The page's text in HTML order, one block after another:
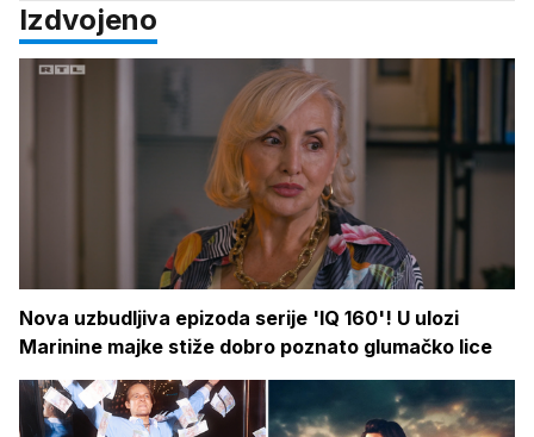
Izdvojeno
Nova uzbudljiva epizoda serije 'IQ 160'! U ulozi
Marinine majke stiže dobro poznato glumačko lice